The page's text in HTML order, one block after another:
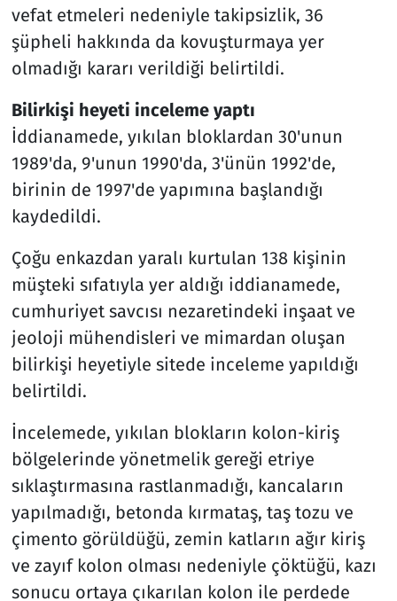
vefat etmeleri nedeniyle takipsizlik, 36
şüpheli hakkında da kovuşturmaya yer
olmadığı kararı verildiği belirtildi.
Bilirkişi heyeti inceleme yaptı
İddianamede, yıkılan bloklardan 30'unun
1989'da, 9'unun 1990'da, 3'ünün 1992'de,
birinin de 1997'de yapımına başlandığı
kaydedildi.
Çoğu enkazdan yaralı kurtulan 138 kişinin
müşteki sıfatıyla yer aldığı iddianamede,
cumhuriyet savcısı nezaretindeki inşaat ve
jeoloji mühendisleri ve mimardan oluşan
bilirkişi heyetiyle sitede inceleme yapıldığı
belirtildi.
İncelemede, yıkılan blokların kolon-kiriş
bölgelerinde yönetmelik gereği etriye
sıklaştırmasına rastlanmadığı, kancaların
yapılmadığı, betonda kırmataş, taş tozu ve
çimento görüldüğü, zemin katların ağır kiriş
ve zayıf kolon olması nedeniyle çöktüğü, kazı
sonucu ortaya çıkarılan kolon ile perdede